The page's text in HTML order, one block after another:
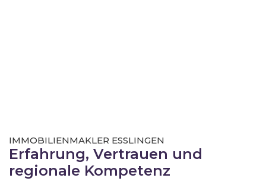
IMMOBILIENMAKLER ESSLINGEN
Erfahrung, Vertrauen und
regionale Kompetenz